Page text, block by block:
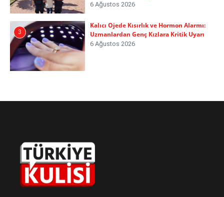
6 Ağustos 2026
3
Kalıcı Ojede Kısırlık ve Hormon Alarmı:
Uzmanlardan Genç Kızlara Kritik Uyarı
6 Ağustos 2026